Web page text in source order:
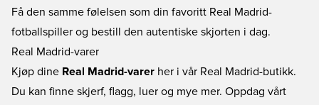
Få den samme følelsen som din favoritt Real Madrid-
fotballspiller og bestill den autentiske skjorten i dag.
Real Madrid-varer
Kjøp dine Real Madrid-varer her i vår Real Madrid-butikk.
Du kan finne skjerf, flagg, luer og mye mer. Oppdag vårt